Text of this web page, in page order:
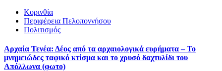
Κορινθία
Περιφέρεια Πελοποννήσου
Πολιτισμός
Αρχαία Τενέα: Δέος από τα αρχαιολογικά ευρήματα – Το
μνημειώδες ταφικό κτίσμα και το χρυσό δαχτυλίδι του
Απόλλωνα (φωτο)